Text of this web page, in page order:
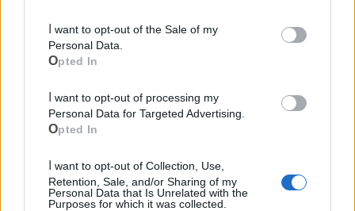
Personal Data.
Opted In
Personal Data for Targeted Advertising.
Opted In
Retention, Sale, and/or Sharing of my
Personal Data that Is Unrelated with the
Purposes for which it was collected.
Cia Agricoltori Italiani | Puglia - Area Due
Mari
Scopri tutte le notizie, gli eventi e la Web TV di Cia Puglia - Area
Due Mari